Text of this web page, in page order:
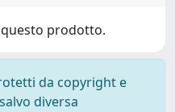
prodotto.
da copyright e
diversa